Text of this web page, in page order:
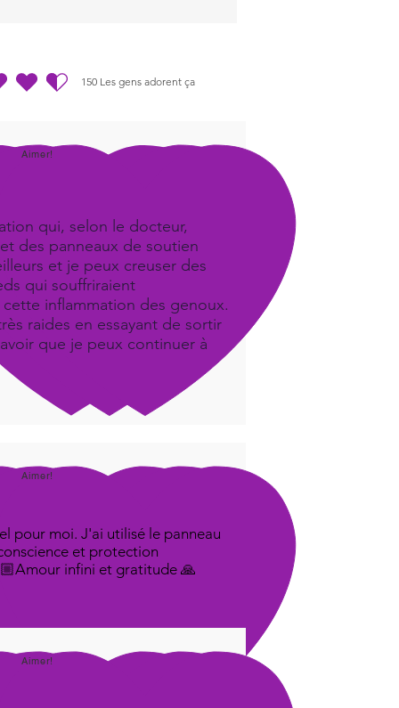
150 Les gens adorent ça
sur 5, d'après 150 votes, Les gens adorent ça
Aimer!
qui, selon le docteur,
des panneaux de soutien
et je peux creuser des
qui souffriraient
inflammation des genoux.
raides en essayant de sortir
que je peux continuer à
Aimer!
pour moi. J'ai utilisé le panneau
et protection
infini et gratitude 🙏
Aimer!